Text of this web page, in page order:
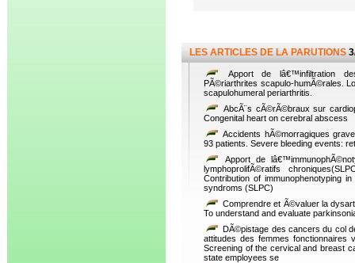
LES ARTICLES DE LA PARUTIONS
Apport de lâ€™infiltration
PÃ©riarthrites scapulo-humÃ©rales.
scapulohumeral periarthritis.
AbcÃ¨s cÃ©rÃ©braux sur
Congenital heart on cerebral abscess
Accidents hÃ©morragiques
93 patients. Severe bleeding events:
Apport de
lymphoprolifÃ©ratifs
Contribution of immunophenotyping
syndroms (SLPC)
Comprendre et Ã©valuer la
To understand and evaluate
DÃ©pistage des cancers du col
attitudes des femmes fonctionnaires
Screening of the cervical and breast
state employees se